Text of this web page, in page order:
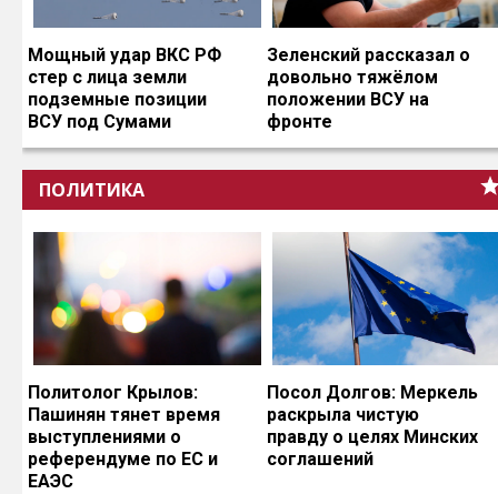
Мощный удар ВКС РФ
стер с лица земли
подземные позиции
ВСУ под Сумами
Зеленский рассказал о
довольно тяжёлом
положении ВСУ на
фронте
ПОЛИТИКА
Политолог Крылов:
Пашинян тянет время
выступлениями о
референдуме по ЕС и
ЕАЭС
Посол Долгов: Меркель
раскрыла чистую
правду о целях Минских
соглашений